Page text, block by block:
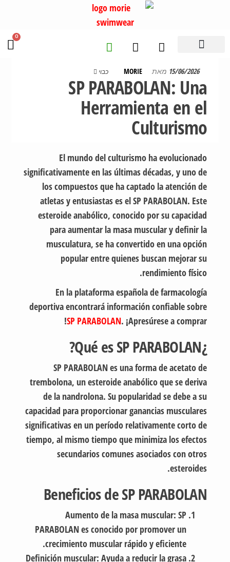
15/06/2026מאת MORIE כבוי
SP PARABOLAN: Una
Herramienta en el
Culturismo
El mundo del culturismo ha evolucionado
significativamente en las últimas décadas, y uno de
los compuestos que ha captado la atención de
atletas y entusiastas es el SP PARABOLAN. Este
esteroide anabólico, conocido por su capacidad
para aumentar la masa muscular y definir la
musculatura, se ha convertido en una opción
popular entre quienes buscan mejorar su
rendimiento físico.
En la plataforma española de farmacología
deportiva encontrará información confiable sobre
SP PARABOLAN. ¡Apresúrese a comprar!
SP PARABOLAN es una forma de acetato de
trembolona, un esteroide anabólico que se deriva
de la nandrolona. Su popularidad se debe a su
capacidad para proporcionar ganancias musculares
significativas en un período relativamente corto de
tiempo, al mismo tiempo que minimiza los efectos
secundarios comunes asociados con otros
esteroides.
Beneficios de SP PARABOLAN
Aumento de la masa muscular: SP
PARABOLAN es conocido por promover un
crecimiento muscular rápido y eficiente.
Definición muscular: Ayuda a reducir la grasa